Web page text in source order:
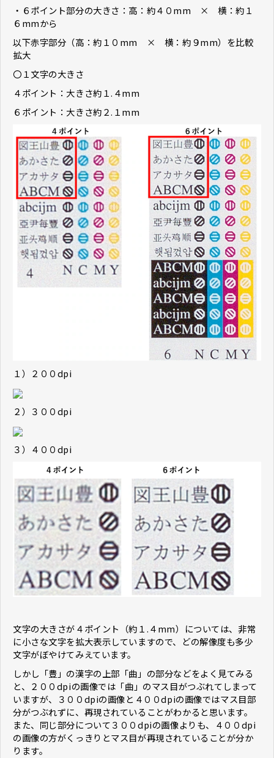
・６ポイント部分の大きさ：高：約４０mm × 横：約１
６mmから
以下赤字部分（高：約１０mm × 横：約９mm）を比較
拡大
〇１文字の大きさ
４ポイント：大きさ約１.４mm
６ポイント：大きさ約２.１mm
１）２００dpi
２）３００dpi
３）４００dpi
文字の大きさが４ポイント（約１.４mm）については、非常
に小さな文字を拡大表示していますので、どの解像度も多少
文字がぼやけてみえています。
しかし「豊」の漢字の上部「曲」の部分などをよく見てみる
と、２００dpiの画像では「曲」のマス目がつぶれてしまって
いますが、３００dpiの画像と４００dpiの画像ではマス目部
分がつぶれずに、再現されていることがわかると思います。
また、同じ部分について３００dpiの画像よりも、４００dpi
の画像の方がくっきりとマス目が再現されていることが分か
ります。